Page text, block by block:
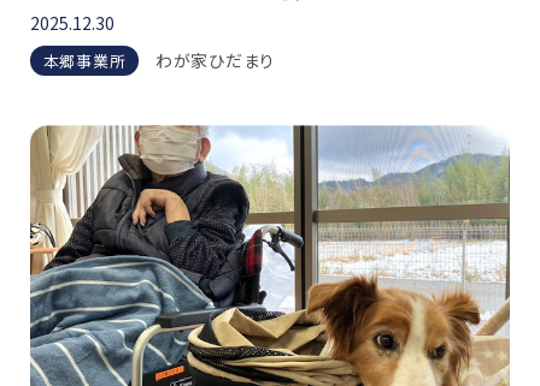
2025.12.30
本郷事業所 わが家ひだまり